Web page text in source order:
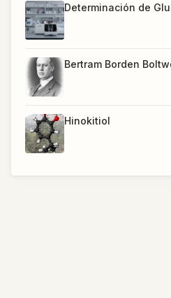
Determinación de
Bertram Borden
Hinokitiol